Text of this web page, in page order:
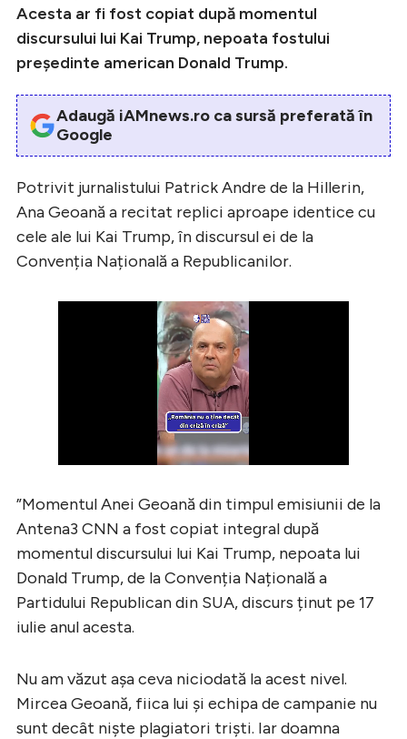
Acesta ar fi fost copiat după momentul
discursului lui Kai Trump, nepoata fostului
președinte american Donald Trump.
Adaugă iAMnews.ro ca sursă preferată în
Google
Potrivit jurnalistului Patrick Andre de la Hillerin,
Ana Geoană a recitat replici aproape identice cu
cele ale lui Kai Trump, în discursul ei de la
Convenția Națională a Republicanilor.
”Momentul Anei Geoană din timpul emisiunii de la
Antena3 CNN a fost copiat integral după
momentul discursului lui Kai Trump, nepoata lui
Donald Trump, de la Convenția Națională a
Partidului Republican din SUA, discurs ținut pe 17
iulie anul acesta.
Nu am văzut așa ceva niciodată la acest nivel.
Mircea Geoană, fiica lui și echipa de campanie nu
sunt decât niște plagiatori triști. Iar doamna